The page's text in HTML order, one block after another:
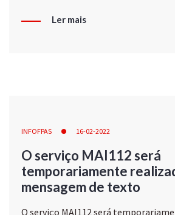
Ler mais
INFOFPAS 16-02-2022
O serviço MAI112 será
temporariamente
mensagem de texto
O serviço MAI112 será